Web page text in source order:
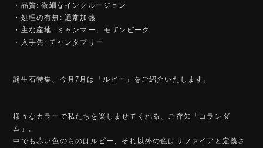
・品質: 微細なインクルージョン
・処理の有無: 通常加熱
・主な産地: ミャンマー、モザンビーク
・入手先: チャンタブリー
誕生石特集、今月7月は「ルビー」をご紹介いたします。
様々なカラーで私たちを楽しませてくれる、ご存知「コランダ
ム」。
中でも赤い色のものはルビー、それ以外の色はサファイアと定義さ